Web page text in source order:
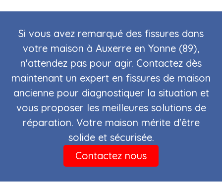
Si vous avez remarqué des fissures dans
votre maison à Auxerre en Yonne (89),
n'attendez pas pour agir. Contactez dès
maintenant un expert en fissures de maison
ancienne pour diagnostiquer la situation et
vous proposer les meilleures solutions de
réparation. Votre maison mérite d'être
solide et sécurisée.
Contactez nous